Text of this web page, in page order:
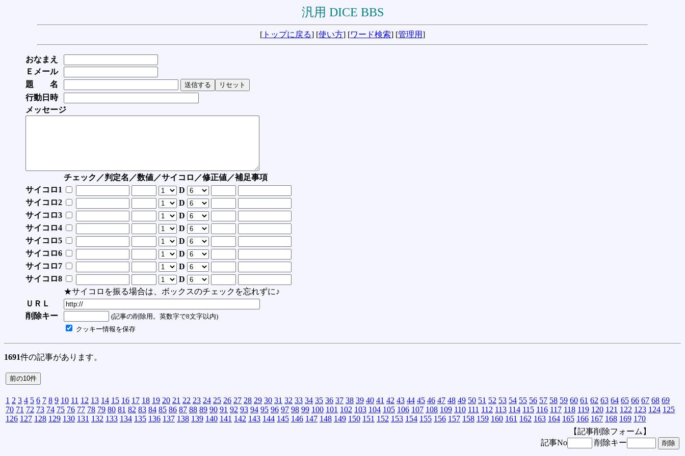
汎用 DICE BBS
[ トップに戻る] [使い方] [ワード検索] [管理用]
おなまえ
Ｅメール
題 名
行動日時
メッセージ
チェック／判定名／数値／サイコロ／修正値／補足事項
サイコロ1
D
サイコロ2
D
サイコロ3
D
サイコロ4
D
サイコロ5
D
サイコロ6
D
サイコロ7
D
サイコロ8
D
★サイコロを振る場合は、ボックスのチェックを忘れずに♪
ＵＲＬ
削除キー
(記事の削除用。英数字で8文字以内)
クッキー情報を保存
1691件の記事があります。
1 2 3 4 5 6 7 8 9 10 11 12 13 14 15 16 17 18 19 20 21 22 23 24 25 26 27 28 29 30 31 32 33 34 35 36 37 38 39 40 41 42 43 44 45 46 47 48 49 50 51 52 53 54 55 56 57 58 59 60 61 62 63 64 65 66 67 68 69
70 71 72 73 74 75 76 77 78 79 80 81 82 83 84 85 86 87 88 89 90 91 92 93 94 95 96 97 98 99 100 101 102 103 104 105 106 107 108 109 110 111 112 113 114 115 116 117 118 119 120 121 122 123 124 125
126 127 128 129 130 131 132 133 134 135 136 137 138 139 140 141 142 143 144 145 146 147 148 149 150 151 152 153 154 155 156 157 158 159 160 161 162 163 164 165 166 167 168 169 170
【記事削除フォーム】
記事No
削除キー